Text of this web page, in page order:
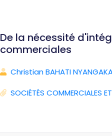
De la nécessité
commerciales
Christian BAHATI
SOCIÉTÉS COMMERCIALES